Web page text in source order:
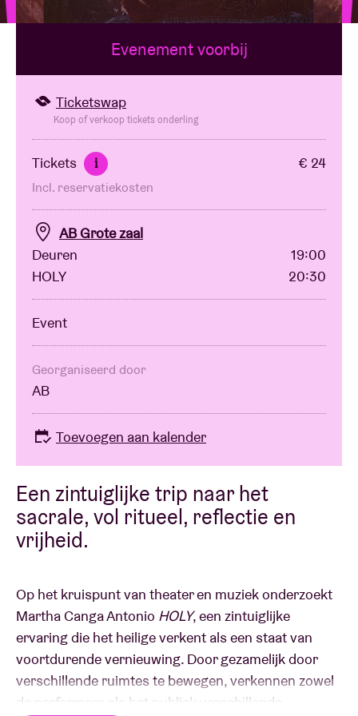
BRDCST
Concertcheque
Over AB
Contact
Een zintuiglijke trip naar het
sacrale, vol ritueel, reflectie en
vrijheid.
Op het kruispunt van theater en muziek onderzoekt
Martha Canga Antonio HOLY, een zintuiglijke
ervaring die het heilige verkent als een staat van
voortdurende vernieuwing. Door gezamelijk door
verschillende ruimtes te bewegen, verkennen zowel
de performers als het publiek verschillende
Evenement voorbij
Ticketswap
Koop of verkoop tickets onderling
Tickets i € 24
Incl. reservatiekosten
AB Grote zaal
Deuren
19:00
HOLY
20:30
Event
Georganiseerd door
AB
Toevoegen aan kalender